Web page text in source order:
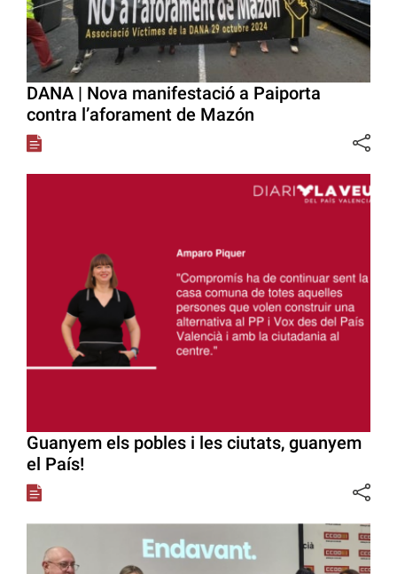
DANA | Nova manifestació a Paiporta
contra l’aforament de Mazón
Guanyem els pobles i les ciutats, guanyem
el País!